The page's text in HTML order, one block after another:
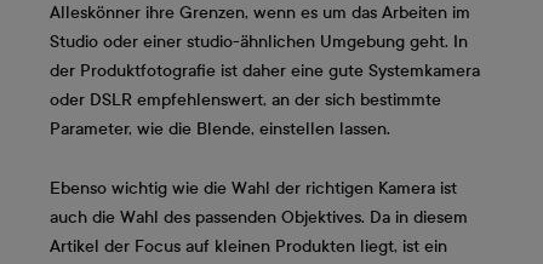
Alleskönner ihre Grenzen, wenn es um das Arbeiten im
Studio oder einer studio-ähnlichen Umgebung geht. In
der Produktfotografie ist daher eine gute Systemkamera
oder DSLR empfehlenswert, an der sich bestimmte
Parameter, wie die Blende, einstellen lassen.
Ebenso wichtig wie die Wahl der richtigen Kamera ist
auch die Wahl des passenden Objektives. Da in diesem
Artikel der Focus auf kleinen Produkten liegt, ist ein